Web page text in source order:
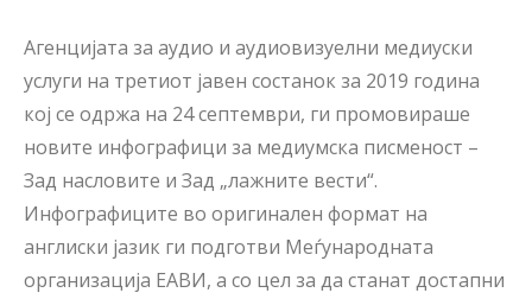
Агенцијата за аудио и аудиовизуелни медиуски
услуги на третиот јавен состанок за 2019 година
кој се одржа на 24 септември, ги промовираше
новите инфографици за медиумска писменост –
Зад насловите и Зад „лажните вести“.
Инфографиците во оригинален формат на
англиски јазик ги подготви Меѓународната
организација ЕАВИ, а со цел за да станат достапни